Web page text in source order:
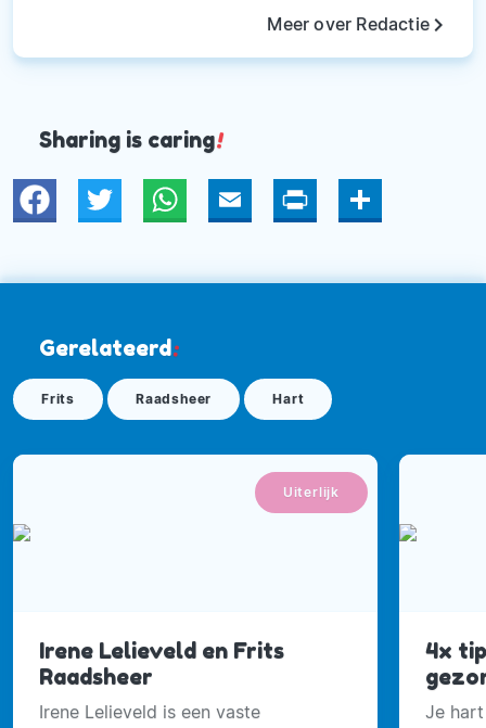
Meer over Redactiekeyboard_arrow_right
Sharing is caring!
Twitter WhatsAppEmail Print Deel
Gerelateerd:
Frits Raadsheer Hart
Uiterlijk
Irene Lelieveld en Frits
Raadsheer
Irene Lelieveld is een vaste
4x
Je